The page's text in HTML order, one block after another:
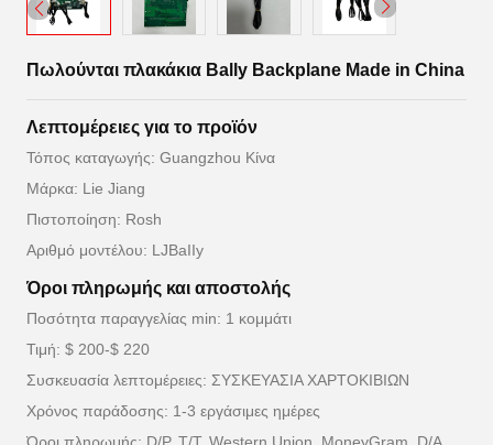
Πωλούνται πλακάκια Bally Backplane Made in China
Λεπτομέρειες για το προϊόν
Τόπος καταγωγής: Guangzhou Κίνα
Μάρκα: Lie Jiang
Πιστοποίηση: Rosh
Αριθμό μοντέλου: LJBaIIy
Όροι πληρωμής και αποστολής
Ποσότητα παραγγελίας min: 1 κομμάτι
Τιμή: $ 200-$ 220
Συσκευασία λεπτομέρειες: ΣΥΣΚΕΥΑΣΙΑ ΧΑΡΤΟΚΙΒΙΩΝ
Χρόνος παράδοσης: 1-3 εργάσιμες ημέρες